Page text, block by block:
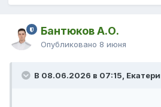
Бантюков А.О.
Опубликовано 8 июня
В 08.06.2026 в 07:15,